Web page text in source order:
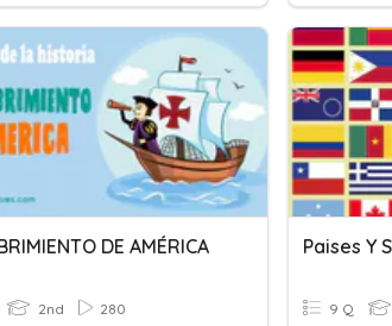
DE AMÉRICA
2nd 280
Paises Y
9 Q